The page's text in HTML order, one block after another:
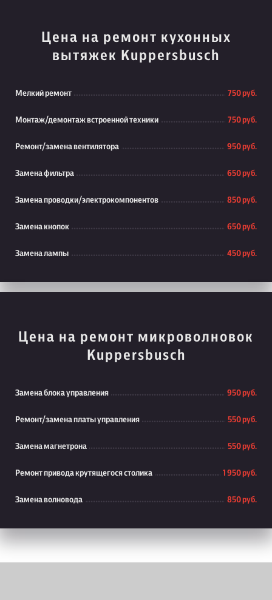
Цена на ремонт кухонных
вытяжек Kuppersbusch
Мелкий ремонт 750 руб.
Монтаж/демонтаж встроенной техники 750 руб.
Ремонт/замена вентилятора 950 руб.
Замена фильтра 650 руб.
Замена проводки/электрокомпонентов 850 руб.
Замена кнопок 650 руб.
Замена лампы 450 руб.
Цена на ремонт микроволновок
Kuppersbusch
Замена блока управления 950 руб.
Ремонт/замена платы управления 550 руб.
Замена магнетрона 550 руб.
Ремонт привода крутящегося столика 1 950 руб.
Замена волновода 850 руб.